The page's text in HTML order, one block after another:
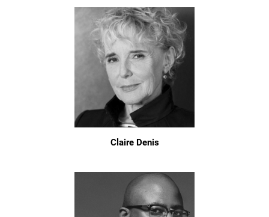
Claire Denis